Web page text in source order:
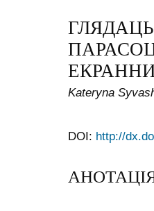
Kateryna
DOI: http://